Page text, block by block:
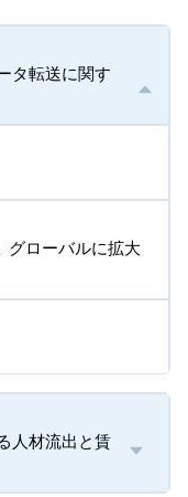
タ転送に関す
グローバルに拡大
人材流出と賃